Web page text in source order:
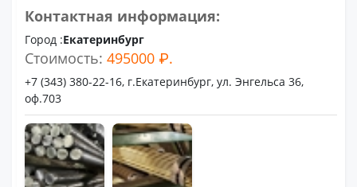
Контактная информация:
Город :Екатеринбург
Стоимость:495000 ₽.
+7 (343) 380-22-16, г.Екатеринбург, ул. Энгельса 36,
оф.703